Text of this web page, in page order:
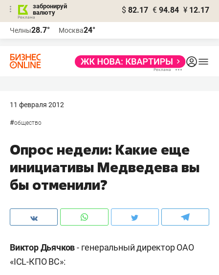
забронируй
валюту
$ 82.17 € 94.84 ¥ 12.17
Челны28.7° Москва24°
11 февраля 2012
#общество
Опрос недели: Какие еще
инициативы Медведева вы
бы отменили?
Виктор Дьячков- генеральный директор ОАО
«ICL-КПО ВС»: